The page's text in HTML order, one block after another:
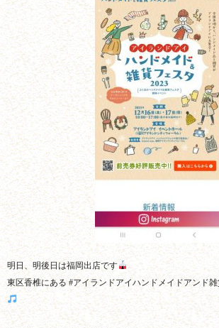
明日、明後日は福岡出店です
東区香椎にある #アイランドアイハンドメイドアンド